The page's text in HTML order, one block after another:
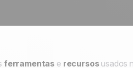
ferramentas e recursosusados